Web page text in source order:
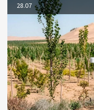
28.07